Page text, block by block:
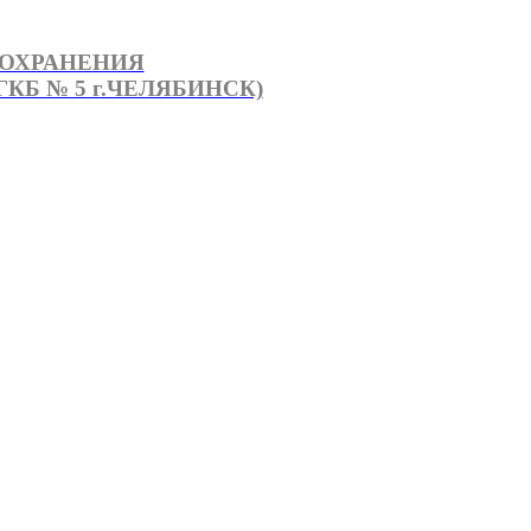
№ 5 г.ЧЕЛЯБИНСК)